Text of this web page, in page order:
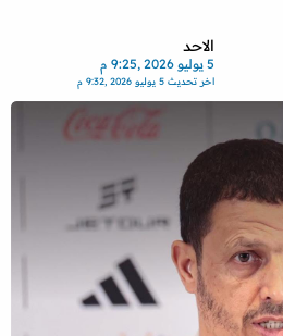
الاحد
5 يوليو 2026 ,9:25 م
اخر تحديث5 يوليو 2026 ,9:32 م